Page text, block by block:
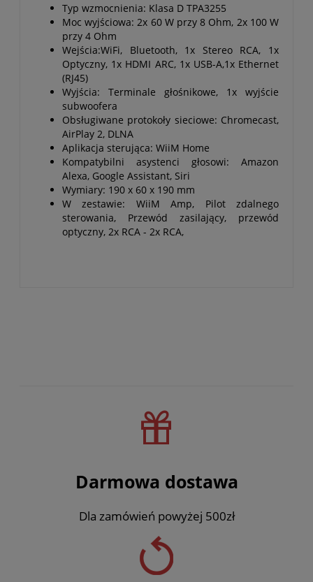
Typ wzmocnienia: Klasa D TPA3255
Moc wyjściowa: 2x 60 W przy 8 Ohm, 2x 100 W
przy 4 Ohm
Wejścia:WiFi, Bluetooth, 1x Stereo RCA, 1x
Optyczny, 1x HDMI ARC, 1x USB-A,1x Ethernet
(RJ45)
Wyjścia: Terminale głośnikowe, 1x wyjście
subwoofera
Obsługiwane protokoły sieciowe: Chromecast,
AirPlay 2, DLNA
Aplikacja sterująca: WiiM Home
Kompatybilni asystenci głosowi: Amazon
Alexa, Google Assistant, Siri
Wymiary: 190 x 60 x 190 mm
W zestawie: WiiM Amp, Pilot zdalnego
sterowania, Przewód zasilający, przewód
optyczny, 2x RCA - 2x RCA,
Darmowa dostawa
Dla zamówień powyżej 500zł